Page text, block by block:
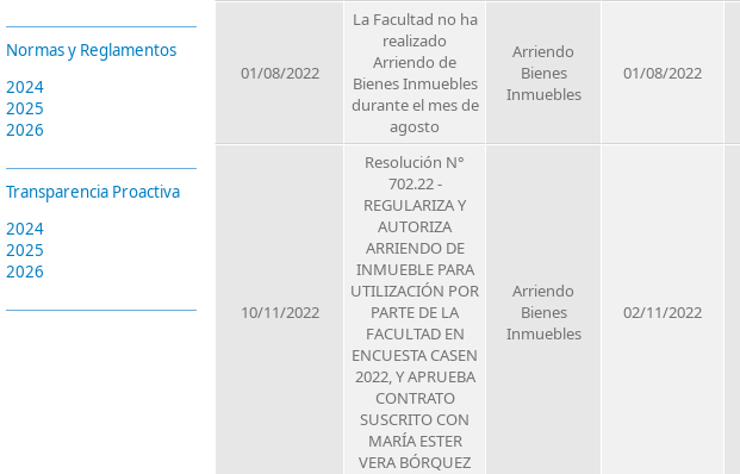
Normas y Reglamentos
2024
2025
2026
Transparencia Proactiva
2024
2025
2026
01/08/2022
La Facultad no ha
realizado
Arriendo de
Bienes Inmuebles
durante el mes de
agosto
Arriendo
Bienes
Inmuebles
01/08/2022
10/11/2022
Resolución N°
702.22 -
REGULARIZA Y
AUTORIZA
ARRIENDO DE
INMUEBLE PARA
UTILIZACIÓN POR
PARTE DE LA
FACULTAD EN
ENCUESTA CASEN
2022, Y APRUEBA
CONTRATO
SUSCRITO CON
MARÍA ESTER
VERA BÓRQUEZ
Arriendo
Bienes
Inmuebles
02/11/2022